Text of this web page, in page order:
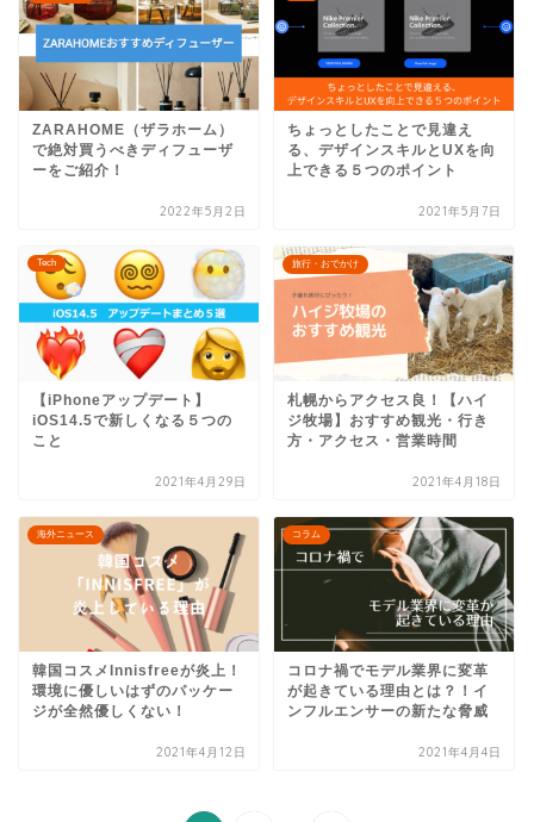
ZARAHOME（ザラホーム）
で絶対買うべきディフューザ
ーをご紹介！
2022年5月2日
ちょっとしたことで見違え
る、デザインスキルとUXを向
上できる５つのポイント
2021年5月7日
Tech
【iPhoneアップデート】
iOS14.5で新しくなる５つの
こと
2021年4月29日
旅行・おでかけ
札幌からアクセス良！【ハイ
ジ牧場】おすすめ観光・行き
方・アクセス・営業時間
2021年4月18日
海外ニュース
韓国コスメInnisfreeが炎上！
環境に優しいはずのパッケー
ジが全然優しくない！
2021年4月12日
コラム
コロナ禍でモデル業界に変革
が起きている理由とは？！イ
ンフルエンサーの新たな脅威
2021年4月4日